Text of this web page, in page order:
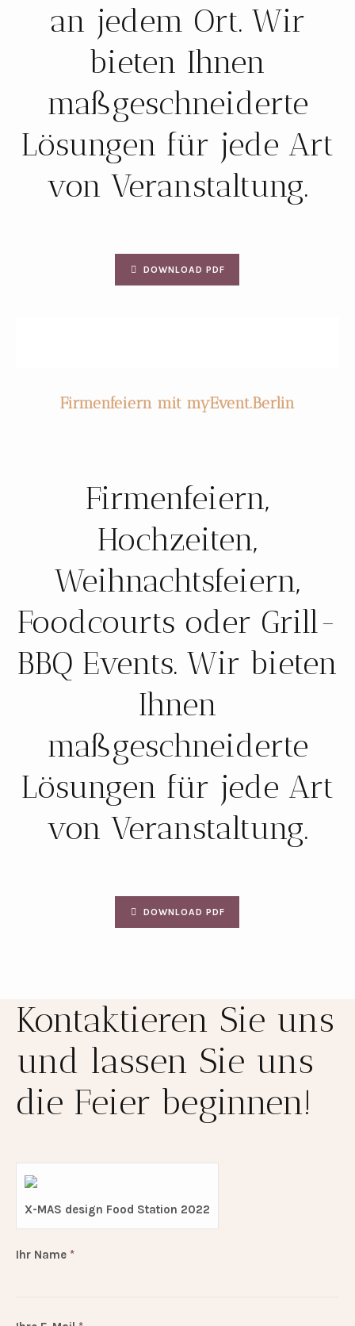
an jedem Ort. Wir
bieten Ihnen
maßgeschneiderte
Lösungen für jede Art
von Veranstaltung.
DOWNLOAD PDF
Firmenfeiern mit myEvent.Berlin
Firmenfeiern,
Hochzeiten,
Weihnachtsfeiern,
Foodcourts oder Grill-
BBQ Events. Wir bieten
Ihnen
maßgeschneiderte
Lösungen für jede Art
von Veranstaltung.
DOWNLOAD PDF
Kontaktieren Sie uns
und lassen Sie uns
die Feier beginnen!
X-MAS design Food Station 2022
Ihr Name *